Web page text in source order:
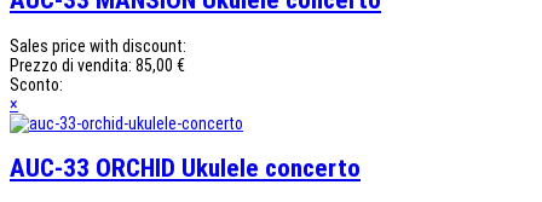
Sales price with discount:
Prezzo di vendita: 85,00 €
Sconto:
×
AUC-33 ORCHID Ukulele concerto